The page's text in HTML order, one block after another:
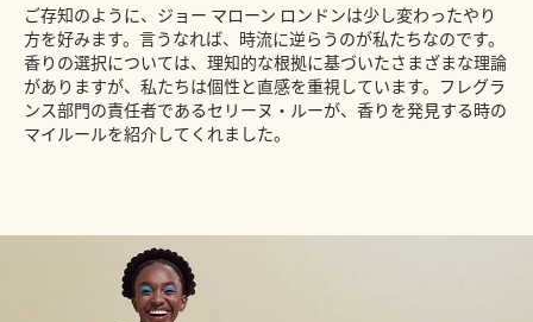
ご存知のように、ジョー マローン ロンドンは少し変わったやり
方を好みます。言うなれば、時流に逆らうのが私たちなのです。
香りの選択については、理知的な根拠に基づいたさまざまな理論
がありますが、私たちは個性と直感を重視しています。フレグラ
ンス部門の責任者であるセリーヌ・ルーが、香りを発見する時の
マイルールを紹介してくれました。